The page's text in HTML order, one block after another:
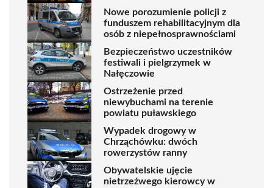
Nowe porozumienie policji z
funduszem rehabilitacyjnym dla
osób z niepełnosprawnościami
Bezpieczeństwo uczestników
festiwali i pielgrzymek w
Nałęczowie
Ostrzeżenie przed
niewybuchami na terenie
powiatu puławskiego
Wypadek drogowy w
Chrząchówku: dwóch
rowerzystów ranny
Obywatelskie ujęcie
nietrzeźwego kierowcy w